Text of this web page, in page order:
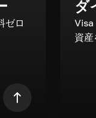
ゼロ
ダ
資